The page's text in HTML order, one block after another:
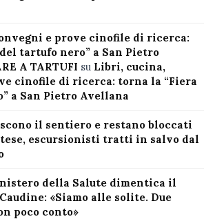
e prove cinofile di ricerca:
tartufo nero” a San Pietro
A TARTUFI su Libri, cucina,
cinofile di ricerca: torna la “Fiera
a San Pietro Avellana
il sentiero e restano bloccati
escursionisti tratti in salvo dal
della Salute dimentica il
«Siamo alle solite. Due
poco conto»